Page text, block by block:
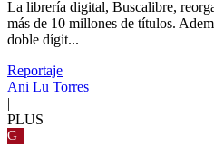
La librería digital, Buscalibre,
más de 10 millones de títulos.
doble dígit...
Reportaje
Ani Lu Torres
|
PLUS
G